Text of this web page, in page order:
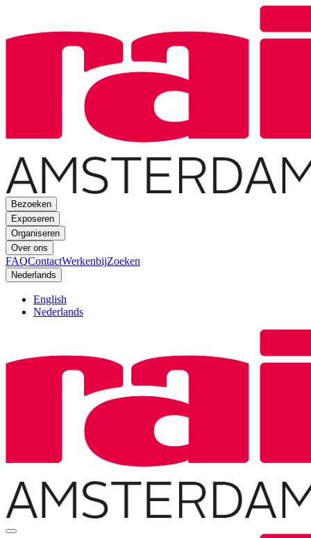
Bezoeken
Exposeren
Organiseren
Over ons
FAQContactWerkenbijZoeken
Nederlands
English
Nederlands